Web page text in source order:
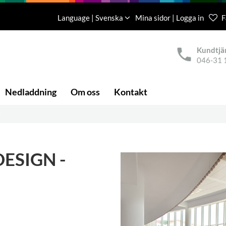
Language | Svenska Mina sidor | Logga in
046-31
Nedladdning Om oss Kontakt
-